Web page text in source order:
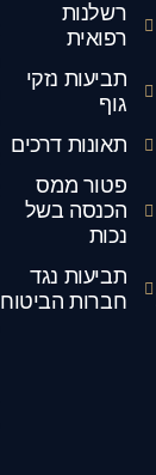
רשלנות
רפואית
תביעות נזקי
גוף
תאונות דרכים
פטור ממס
הכנסה בשל
נכות
תביעות נגד
חברות הביטוח